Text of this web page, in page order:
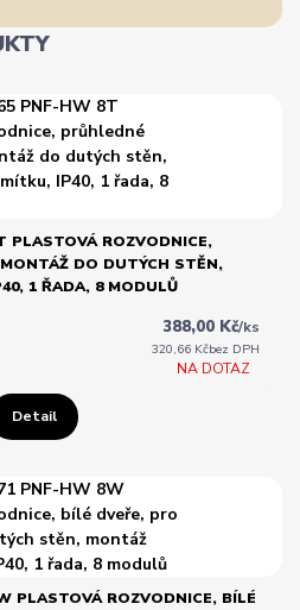
PLASTOVÁ ROZVODNICE,
DO DUTÝCH STĚN,
1 ŘADA, 8 MODULŮ
388,00 Kč/ks
320,66 Kčbez DPH
NA DOTAZ
Detail
PLASTOVÁ ROZVODNICE, BÍLÉ